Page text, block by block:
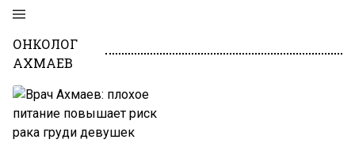
ОНКОЛОГ
АХМАЕВ